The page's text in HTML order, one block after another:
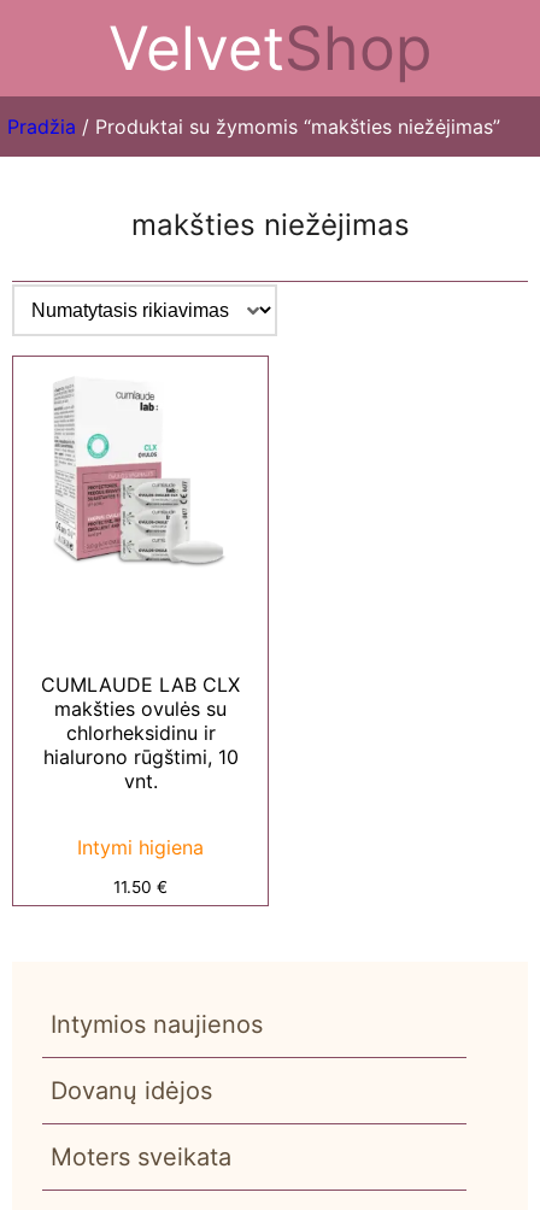
VelvetShop
Pradžia / Produktai su žymomis “makšties niežėjimas”
Intymios naujienos
Dovanų idėjos
Moters sveikata
makšties niežėjimas
CUMLAUDE LAB CLX
makšties ovulės su
chlorheksidinu ir
hialurono rūgštimi, 10
vnt.
Intymi higiena
11.50 €